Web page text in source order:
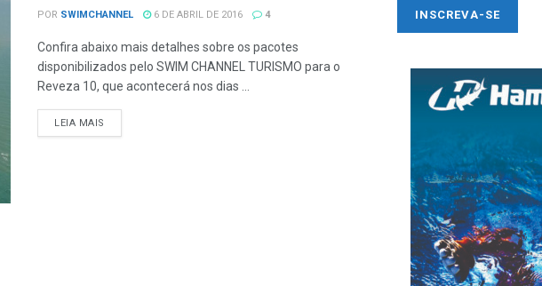
POR SWIMCHANNEL 6 DE ABRIL DE 2016 4
Confira abaixo mais detalhes sobre os pacotes
disponibilizados pelo SWIM CHANNEL TURISMO para o
Reveza 10, que acontecerá nos dias ...
LEIA MAIS